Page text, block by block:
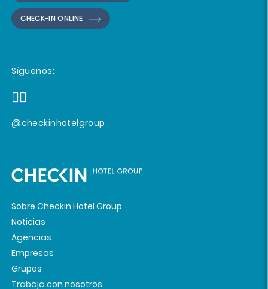
CHECK-IN ONLINE
Síguenos:
@checkinhotelgroup
Sobre Checkin Hotel Group
Noticias
Agencias
Empresas
Grupos
Trabaja con nosotros